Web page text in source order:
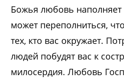
Божья любовь
может переполниться,
тех, кто вас окружает.
людей побудят вас к
милосердия. Любовь